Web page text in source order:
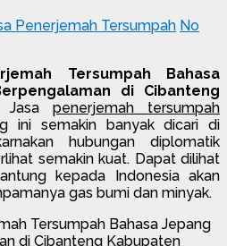
Penerjemah Tersumpah No
Tersumpah Bahasa
di Cibanteng
Jasa penerjemah tersumpah
ini semakin banyak dicari di
hubungan diplomatik
semakin kuat. Dapat dilihat
kepada Indonesia akan
gas bumi dan minyak.